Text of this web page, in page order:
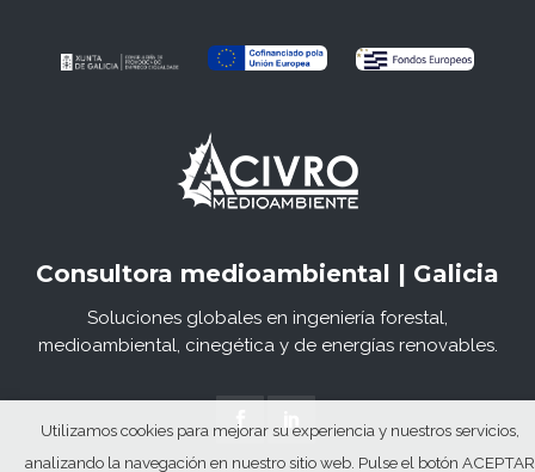
Consultora medioambiental | Galicia
Soluciones globales en ingeniería forestal,
medioambiental, cinegética y de energías renovables.
Utilizamos cookies para mejorar su experiencia y nuestros servicios,
analizando la navegación en nuestro sitio web. Pulse el botón ACEPTAR